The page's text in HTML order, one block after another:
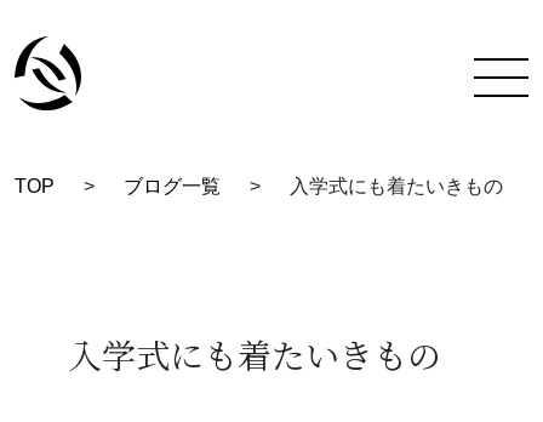
TOP > ブログ一覧 > 入学式にも着たいきもの
入学式にも着たいきもの